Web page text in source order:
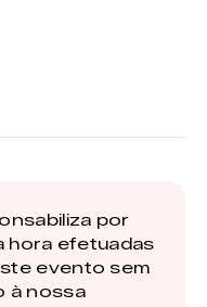
por
hora efetuadas
evento sem
à nossa